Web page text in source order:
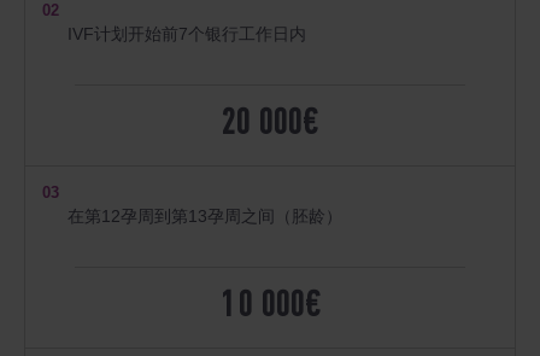
02
IVF计划开始前7个银行工作日内
20 000€
03
在第12孕周到第13孕周之间（胚龄）
10 000€